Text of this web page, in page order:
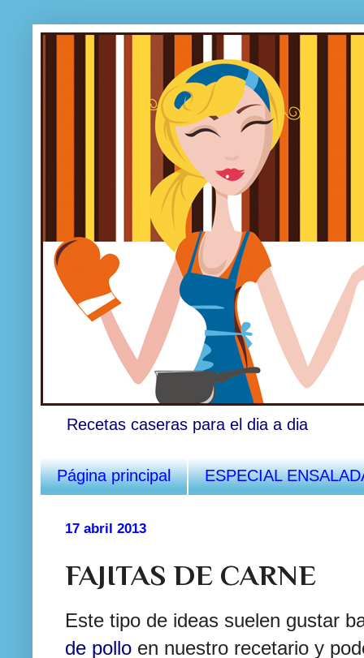
Recetas caseras para el dia a dia
Página principal ESPECIAL
17 abril 2013
FAJITAS DE CARNE
Este tipo de ideas suelen gustar
de pollo en nuestro recetario y